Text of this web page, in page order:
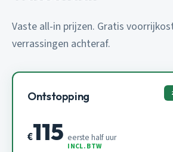
Vaste all-in prijzen. Gratis
verrassingen achteraf.
Ontstopping
€115 eerste half uur
INCL. BTW